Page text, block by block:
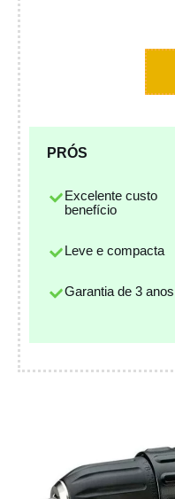
PRÓS
Excelente custo
benefício
Leve e compacta
Garantia de 3 anos